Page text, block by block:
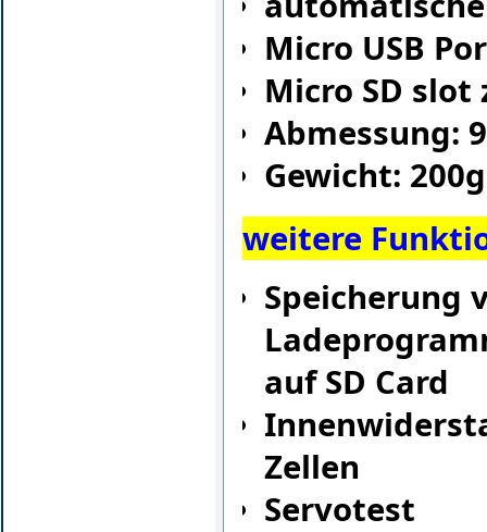
Micro USB
Micro SD
Abmessung:
Gewicht:
weitere
Speicherung
auf SD Card
Zellen
Servotest